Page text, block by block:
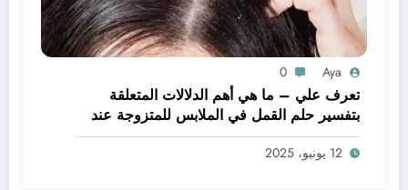
Aya
0
تعرف علي – ما هي أهم الدلالات المتعلقة
بتفسير حلم القمل في الملابس للمتزوجة عند
ابن سيرين؟ – بالتفصيل
12 يونيو، 2025